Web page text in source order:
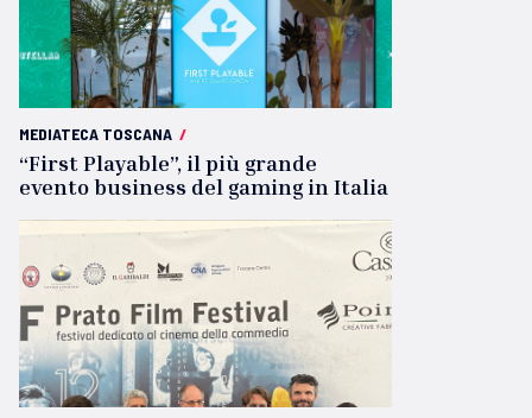
MEDIATECA TOSCANA /
“First Playable”, il più grande
evento business del gaming in Italia